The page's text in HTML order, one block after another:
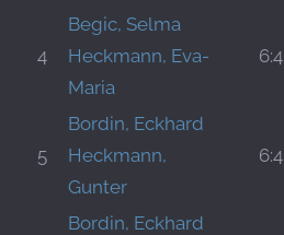
4
Begic, Selma
Heckmann, Eva-
Maria
6:4
5
Bordin, Eckhard
Heckmann,
Gunter
6:4
Bordin, Eckhard